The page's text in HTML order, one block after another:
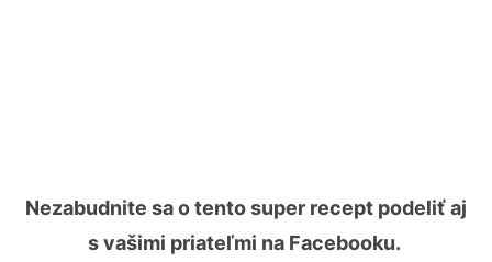
Nezabudnite sa o tento super recept podeliť aj
s vašimi priateľmi na Facebooku.